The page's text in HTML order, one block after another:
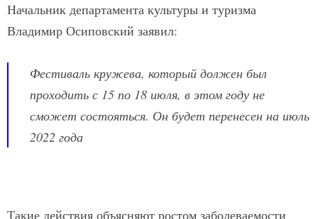
Начальник департамента культуры и туризма
Владимир Осиповский заявил:
Фестиваль кружева, который должен был
проходить с 15 по 18 июля, в этом году не
сможет состояться. Он будет перенесен на июль
2022 года
Такие действия объясняют ростом заболеваемости